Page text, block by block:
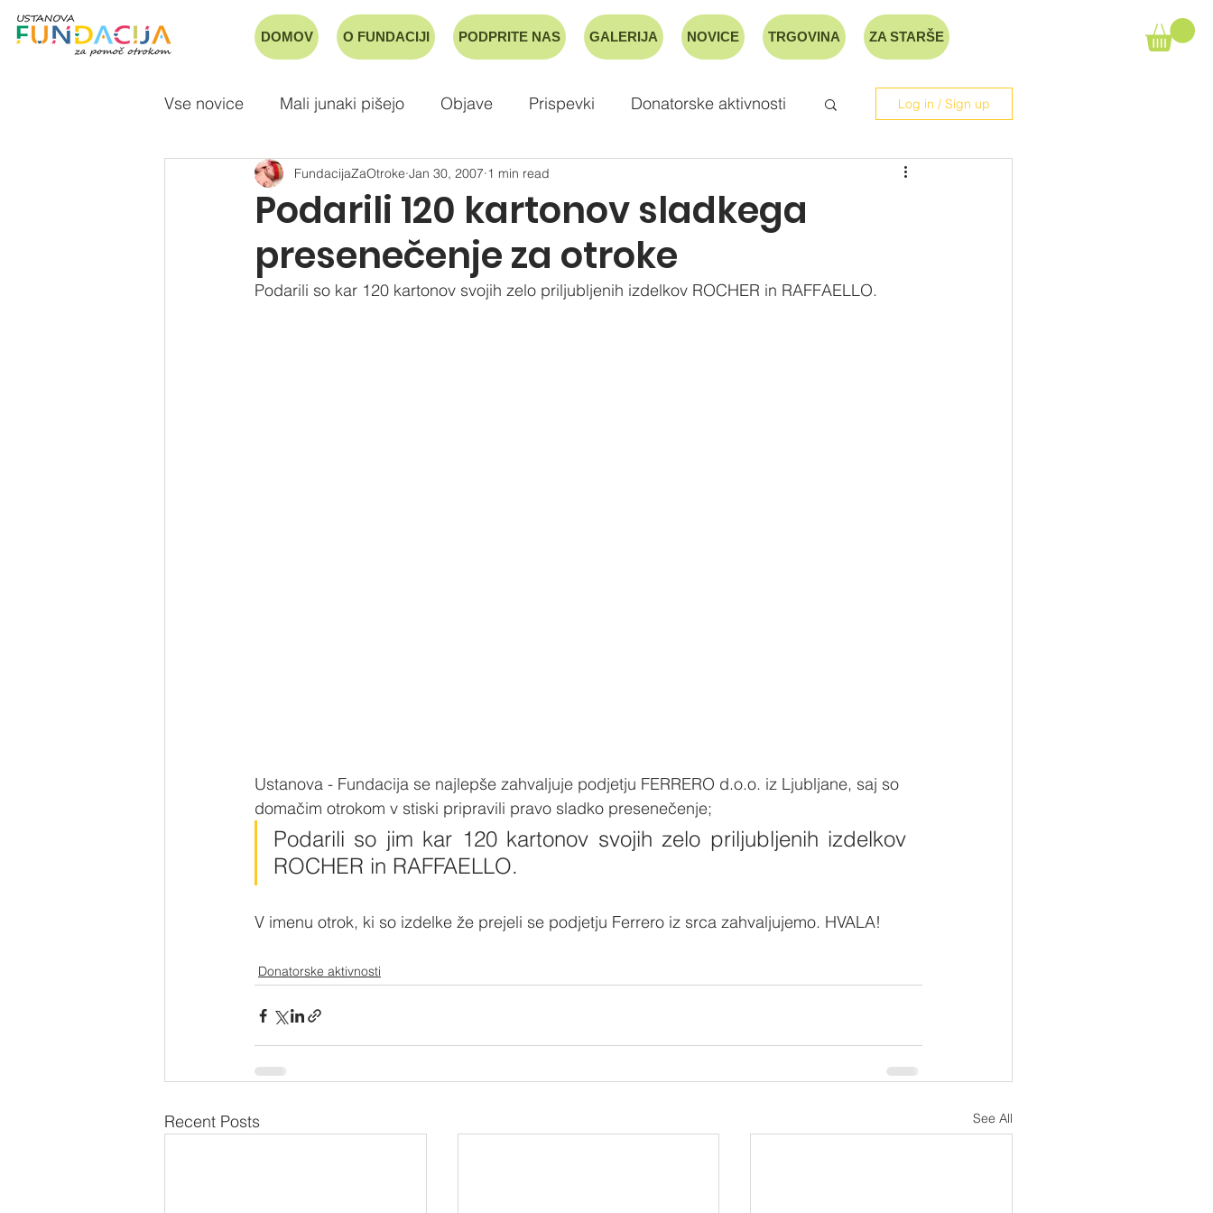
DOMOV O FUNDACIJI PODPRITE NAS GALERIJA NOVICE TRGOVINA ZA STARŠE
Vse novice Mali junaki pišejo Objave Prispevki Donatorske aktivnosti Log in / Sign up
Podarili 120 kartonov sladkega
presenečenje za otroke
FundacijaZaOtroke Jan 30, 2007 1 min read
Podarili so kar 120 kartonov svojih zelo priljubljenih izdelkov ROCHER in RAFFAELLO.
Ustanova - Fundacija se najlepše zahvaljuje podjetju FERRERO d.o.o. iz Ljubljane, saj so
domačim otrokom v stiski pripravili pravo sladko presenečenje;
Podarili so jim kar 120 kartonov svojih zelo priljubljenih izdelkov
ROCHER in RAFFAELLO.
V imenu otrok, ki so izdelke že prejeli se podjetju Ferrero iz srca zahvaljujemo. HVALA!
Donatorske aktivnosti
Recent Posts See All